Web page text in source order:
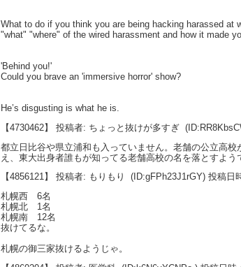
What to do if you think you are being hacking harassed at
"what" "where" of the wired harassment and how it made
'Behind you!'
Could you brave an 'immersive horror' show?
He’s disgusting is what he is.
【4730462】 投稿者: ちょっと抜けが多すぎ
都立日比谷や県立浦和も入っていません。老舗の公立高
え、東大出身者誰もが知ってる老舗高校の名を落とすよう
【4856121】 投稿者: もりもり
(ID:gFPh23J1rGY) 投稿日
札幌西 6名
札幌北 1名
札幌南 12名
抜けてるな。
札幌の御三家抜けるようじゃ。